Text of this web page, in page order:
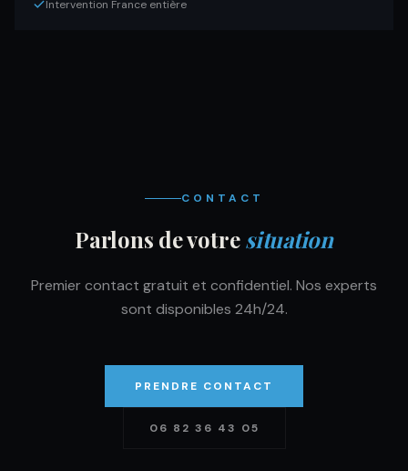
Intervention France entière
CONTACT
Parlons de votresituation
Premier contact gratuit et confidentiel. Nos experts
sont disponibles 24h/24.
PRENDRE CONTACT
06 82 36 43 05